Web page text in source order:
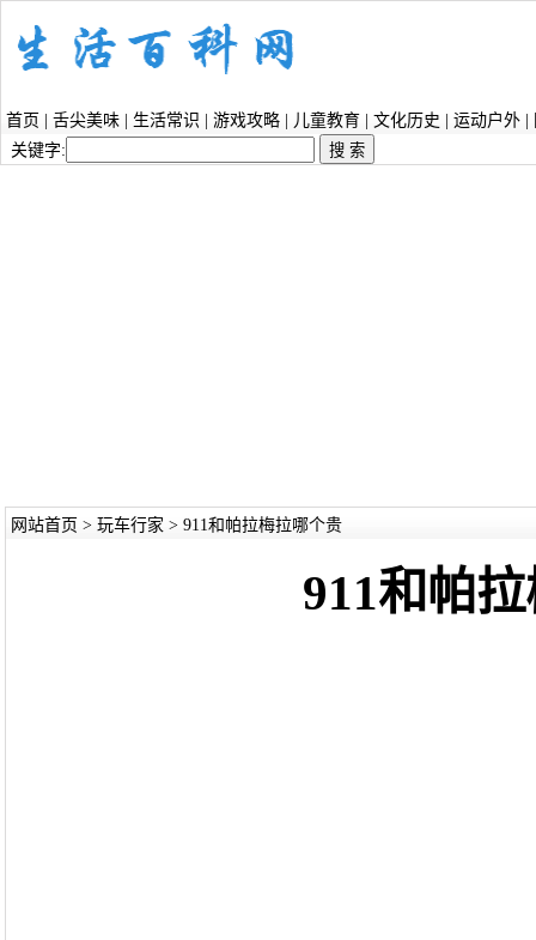
首页 舌尖美味 生活常识 游戏攻略 儿童教育 文化历史 运动户外
关键字:
网站首页 > 玩车行家 > 911和帕拉梅拉哪个贵
911和帕